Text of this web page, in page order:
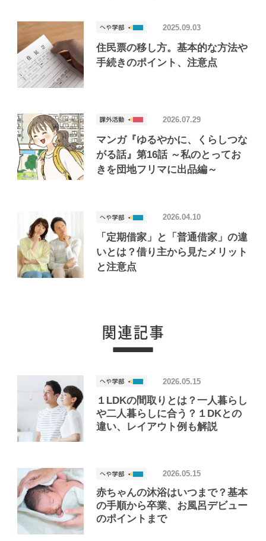
住民票の移し方。基本的な方法や
手続きのポイント、注意点
2025.09.03
マンガ『ゆるやかに、くらしつな
がる話』第16話 ～私のとってお
きを団地フリマに出品編～
2026.07.29
「定期借家」と「普通借家」の違
いとは？借り主から見たメリット
と注意点
2026.04.10
１LDKの間取りとは？一人暮らし
や二人暮らしに合う？１DKとの
違い、レイアウト例も解説
2026.05.15
赤ちゃんの沐浴はいつまで？基本
の手順から卒業、お風呂デビュー
のポイントまで
2026.05.15